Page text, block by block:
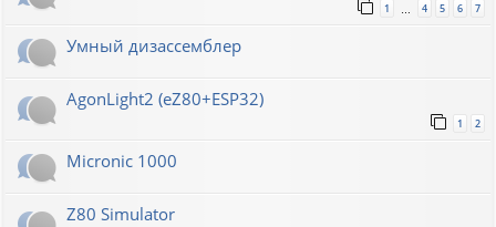
1 … 4 5 6 7
Умный дизассемблер
AgonLight2 (eZ80+ESP32)
1 2
Micronic 1000
Z80 Simulator